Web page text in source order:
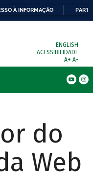
À INFORMAÇÃO
ENGLISH
ACESSIBILIDADE
A+ A-
do
Web